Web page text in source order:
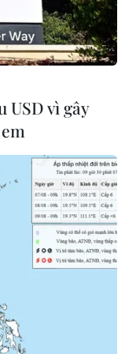
y bác sỹ. (Ảnh:
chưa từng có
mọi miền
USD vì gây